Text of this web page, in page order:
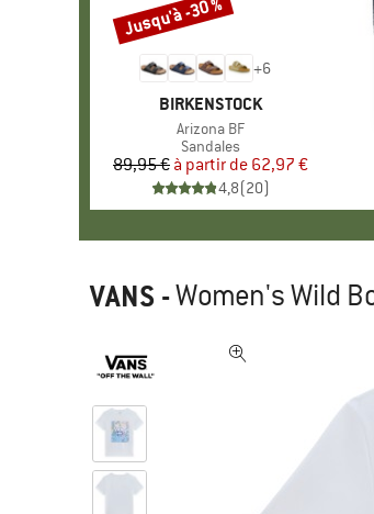
+6
MARQUE
BIRKENSTOCK
Article
Arizona BF
Product group
Sandales
Prix
89,95 € Prix réduit
à partir de 62,97 €
4,8(20)
Remise
Jusqu'à -30 %
VANS -Women's Wild